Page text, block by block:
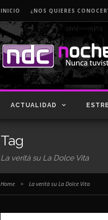
INICIO ¿NOS QUIERES
ACTUALIDAD
Tag
La verità su La Dolce Vita
Home > La verità su La Dolce Vita